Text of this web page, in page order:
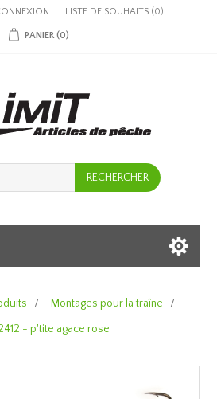
LISTE DE SOUHAITS (0)
PANIER (0)
/ Montages pour la traîne
/
- p'tite agace rose